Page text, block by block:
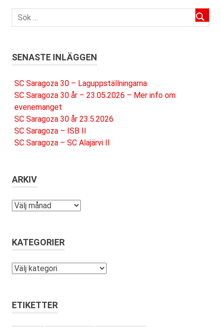
SENASTE INLÄGGEN
SC Saragoza 30 – Laguppställningarna
SC Saragoza 30 år – 23.05.2026 – Mer info om
evenemanget
SC Saragoza 30 år 23.5.2026
SC Saragoza – ISB II
SC Saragoza – SC Alajärvi II
ARKIV
Arkiv
KATEGORIER
Kategorier
ETIKETTER